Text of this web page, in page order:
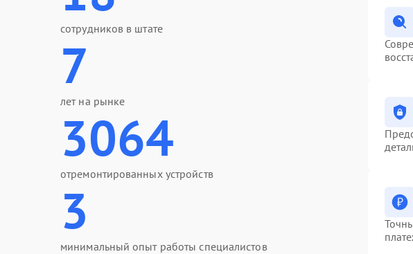
сотрудников в штате
7
лет на рынке
3064
отремонтированных устройств
3
минимальный опыт работы специалистов